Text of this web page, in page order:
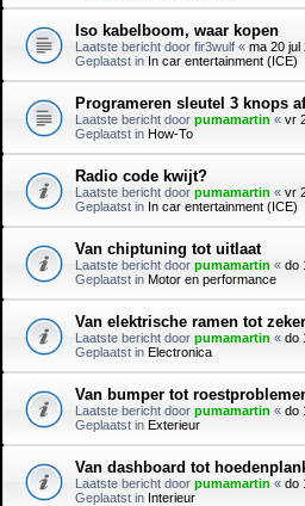
Iso kabelboom, waar kopen
Laatste bericht door fir3wulf « ma 20 jul
Geplaatst in In car entertainment (ICE)
Programeren sleutel 3 knops
Laatste bericht door pumamartin « vr
Geplaatst in How-To
Radio code kwijt?
Laatste bericht door pumamartin « vr
Geplaatst in In car entertainment (ICE)
Van chiptuning tot uitlaat
Laatste bericht door pumamartin « do
Geplaatst in Motor en performance
Van elektrische ramen tot
Laatste bericht door pumamartin « do
Geplaatst in Electronica
Van bumper tot
Laatste bericht door pumamartin « do
Geplaatst in Exterieur
Van dashboard tot
Laatste bericht door pumamartin « do
Geplaatst in Interieur